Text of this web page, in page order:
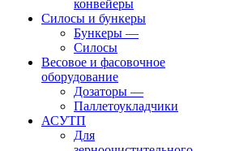
конвейеры
Силосы и бункеры
Бункеры —
Силосы
Весовое и фасовочное
оборудование
Дозаторы —
Паллетоукладчики
АСУТП
Для